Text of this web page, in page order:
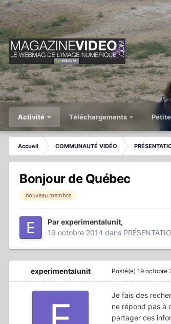
Activité Téléchargements
Accueil COMMUNAUTÉ VIDÉO
Bonjour de Québec
nouveau membre
Parexperimentalunit,
19 octobre 2014 dans
experimentalunit Posté(e) 19 octobre
Je fais des
ne répond pas à
partager ces